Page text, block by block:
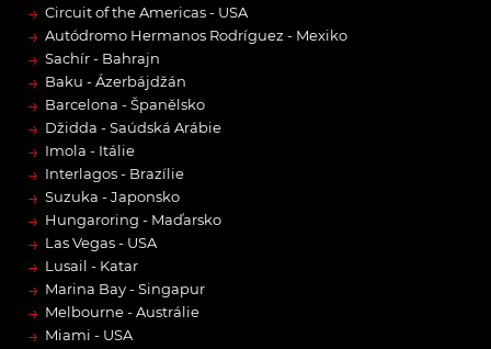
→ Circuit of the Americas - USA
→ Autódromo Hermanos Rodríguez - Mexiko
→ Sachír - Bahrajn
→ Baku - Ázerbájdžán
→ Barcelona - Španělsko
→ Džidda - Saúdská Arábie
→ Imola - Itálie
→ Interlagos - Brazílie
→ Suzuka - Japonsko
→ Hungaroring - Maďarsko
→ Las Vegas - USA
→ Lusail - Katar
→ Marina Bay - Singapur
→ Melbourne - Austrálie
→ Miami - USA